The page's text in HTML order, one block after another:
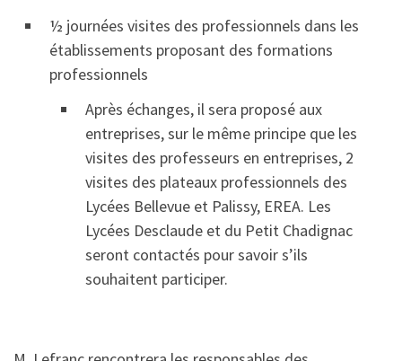
½ journées visites des professionnels dans les
établissements proposant des formations
professionnels
Après échanges, il sera proposé aux
entreprises, sur le même principe que les
visites des professeurs en entreprises, 2
visites des plateaux professionnels des
Lycées Bellevue et Palissy, EREA. Les
Lycées Desclaude et du Petit Chadignac
seront contactés pour savoir s’ils
souhaitent participer.